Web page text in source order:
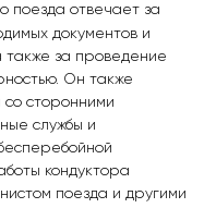
поезда отвечает за
документов и
также за проведение
Он также
со сторонними
службы и
кондуктора
поезда и другими